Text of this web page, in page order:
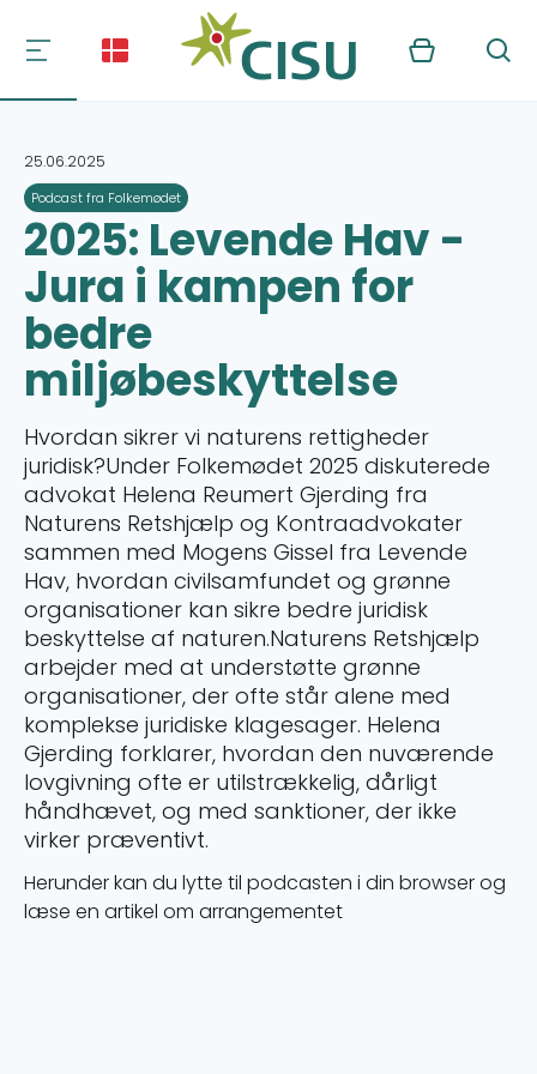
Kurv Søg
25.06.2025
Podcast fra Folkemødet
2025: Levende Hav -
Jura i kampen for
bedre
miljøbeskyttelse
Hvordan sikrer vi naturens rettigheder
juridisk?Under Folkemødet 2025 diskuterede
advokat Helena Reumert Gjerding fra
Naturens Retshjælp og Kontraadvokater
sammen med Mogens Gissel fra Levende
Hav, hvordan civilsamfundet og grønne
organisationer kan sikre bedre juridisk
beskyttelse af naturen.Naturens Retshjælp
arbejder med at understøtte grønne
organisationer, der ofte står alene med
komplekse juridiske klagesager. Helena
Gjerding forklarer, hvordan den nuværende
lovgivning ofte er utilstrækkelig, dårligt
håndhævet, og med sanktioner, der ikke
virker præventivt.
Herunder kan du lytte til podcasten i din browser og
læse en artikel om arrangementet